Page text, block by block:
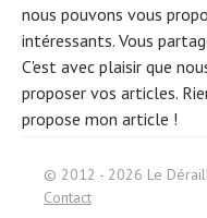
nous pouvons vous
intéressants. Vous
C'est avec plaisir que
proposer vos articles.
propose mon article !
© 2012 - 2026 Le
Contact
Search
for: